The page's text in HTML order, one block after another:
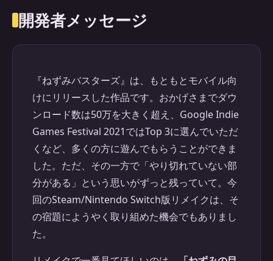
開発者メッセージ
『ねずみバスターズ』は、もともとモバイル向
けにリリースした作品です。おかげさまでダウ
ンロード数は50万を大きく超え、Google Indie
Games Festival 2021ではTop 3に選んでいただ
くなど、多くの方に遊んでもらうことができま
した。ただ、その一方で「やり切れていない部
分がある」という思いがずっと残っていて。今
回のSteam/Nintendo Switch版リメイクは、そ
の宿題にようやく取り組めた機会でもありまし
た。